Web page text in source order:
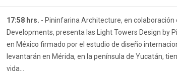
17:58 hrs. - Pininfarina Architecture, en
Developments, presenta las Light Towers Design by
en México firmado por el estudio de diseño
levantarán en Mérida, en la península de Yucatán,
vida...